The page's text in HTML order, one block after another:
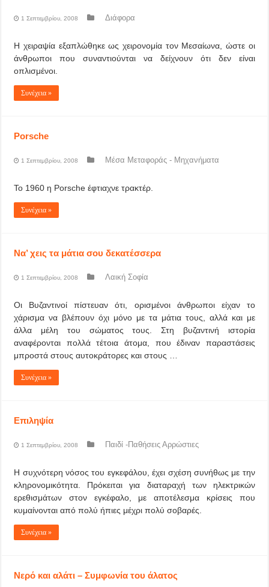
1 Σεπτεμβρίου, 2008 Διάφορα
Η χειραψία εξαπλώθηκε ως χειρονομία τον Μεσαίωνα, ώστε οι
άνθρωποι που συναντιούνται να δείχνουν ότι δεν είναι
οπλισμένοι.
Συνέχεια »
Porsche
1 Σεπτεμβρίου, 2008 Μέσα Μεταφοράς - Μηχανήματα
Το 1960 η Porsche έφτιαχνε τρακτέρ.
Συνέχεια »
Να’ χεις τα μάτια σου δεκατέσσερα
1 Σεπτεμβρίου, 2008 Λαική Σοφία
Οι Βυζαντινοί πίστευαν ότι, ορισμένοι άνθρωποι είχαν το
χάρισμα να βλέπουν όχι μόνο με τα μάτια τους, αλλά και με
άλλα μέλη του σώματος τους. Στη βυζαντινή ιστορία
αναφέρονται πολλά τέτοια άτομα, που έδιναν παραστάσεις
μπροστά στους αυτοκράτορες και στους …
Συνέχεια »
Επιληψία
1 Σεπτεμβρίου, 2008 Παιδί -Παθήσεις Αρρώστιες
Η συχνότερη νόσος του εγκεφάλου, έχει σχέση συνήθως με την
κληρονομικότητα. Πρόκειται για διαταραχή των ηλεκτρικών
ερεθισμάτων στον εγκέφαλο, με αποτέλεσμα κρίσεις που
κυμαίνονται από πολύ ήπιες μέχρι πολύ σοβαρές.
Συνέχεια »
Νερό και αλάτι – Συμφωνία του άλατος